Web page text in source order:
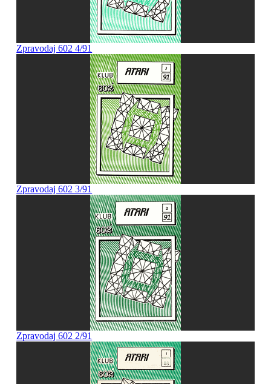
Zpravodaj 602 4/91
Zpravodaj 602 3/91
Zpravodaj 602 2/91